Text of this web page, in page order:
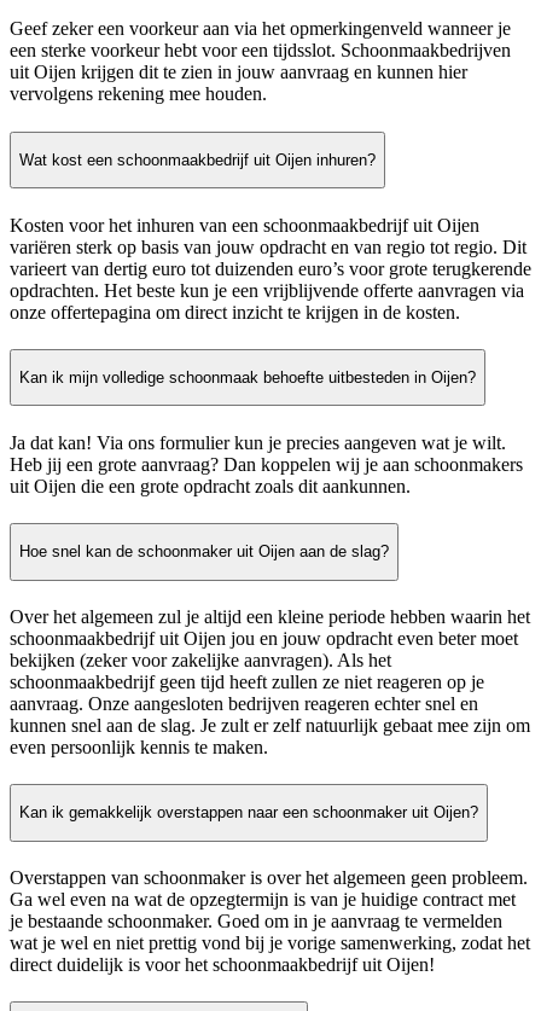
Geef zeker een voorkeur aan via het opmerkingenveld wanneer je
een sterke voorkeur hebt voor een tijdsslot. Schoonmaakbedrijven
uit Oijen krijgen dit te zien in jouw aanvraag en kunnen hier
vervolgens rekening mee houden.
Wat kost een schoonmaakbedrijf uit Oijen inhuren?
Kosten voor het inhuren van een schoonmaakbedrijf uit Oijen
variëren sterk op basis van jouw opdracht en van regio tot regio. Dit
varieert van dertig euro tot duizenden euro’s voor grote terugkerende
opdrachten. Het beste kun je een vrijblijvende offerte aanvragen via
onze offertepagina om direct inzicht te krijgen in de kosten.
Kan ik mijn volledige schoonmaak behoefte uitbesteden in Oijen?
Ja dat kan! Via ons formulier kun je precies aangeven wat je wilt.
Heb jij een grote aanvraag? Dan koppelen wij je aan schoonmakers
uit Oijen die een grote opdracht zoals dit aankunnen.
Hoe snel kan de schoonmaker uit Oijen aan de slag?
Over het algemeen zul je altijd een kleine periode hebben waarin het
schoonmaakbedrijf uit Oijen jou en jouw opdracht even beter moet
bekijken (zeker voor zakelijke aanvragen). Als het
schoonmaakbedrijf geen tijd heeft zullen ze niet reageren op je
aanvraag. Onze aangesloten bedrijven reageren echter snel en
kunnen snel aan de slag. Je zult er zelf natuurlijk gebaat mee zijn om
even persoonlijk kennis te maken.
Kan ik gemakkelijk overstappen naar een schoonmaker uit Oijen?
Overstappen van schoonmaker is over het algemeen geen probleem.
Ga wel even na wat de opzegtermijn is van je huidige contract met
je bestaande schoonmaker. Goed om in je aanvraag te vermelden
wat je wel en niet prettig vond bij je vorige samenwerking, zodat het
direct duidelijk is voor het schoonmaakbedrijf uit Oijen!